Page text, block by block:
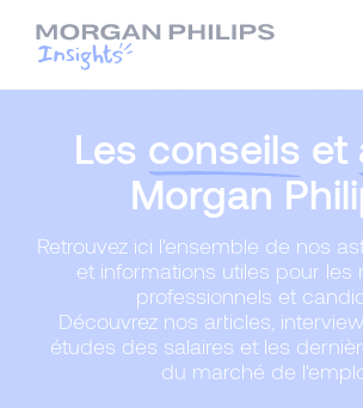
Les conseils et
Morgan
Retrouvez ici l'ensemble de nos
et informations utiles pour les
professionnels et
Découvrez nos articles,
études des salaires et les
du marché de